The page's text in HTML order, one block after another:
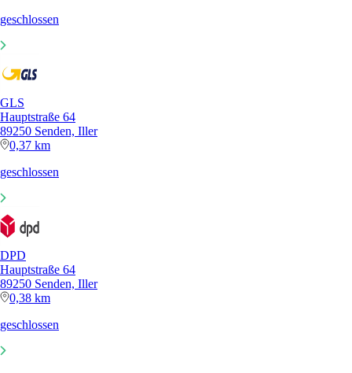
geschlossen
GLS
Hauptstraße 64
89250 Senden, Iller
0,37 km
geschlossen
DPD
Hauptstraße 64
89250 Senden, Iller
0,38 km
geschlossen